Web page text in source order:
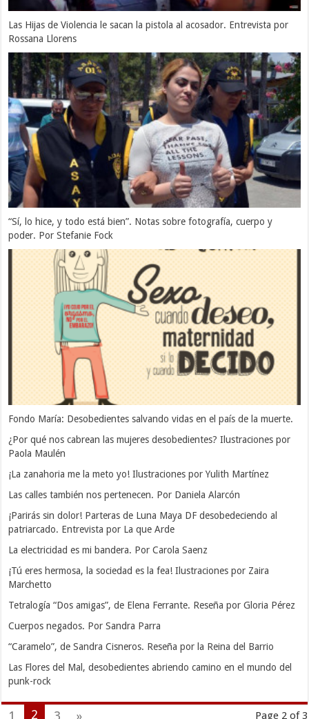
Las Hijas de Violencia le sacan la pistola al acosador. Entrevista por
Rossana Llorens
“Sí, lo hice, y todo está bien”. Notas sobre fotografía, cuerpo y
poder. Por Stefanie Fock
Fondo María: Desobedientes salvando vidas en el país de la muerte.
¿Por qué nos cabrean las mujeres desobedientes? Ilustraciones por
Paola Maulén
¡La zanahoria me la meto yo! Ilustraciones por Yulith Martínez
Las calles también nos pertenecen. Por Daniela Alarcón
¡Parirás sin dolor! Parteras de Luna Maya DF desobedeciendo al
patriarcado. Entrevista por La que Arde
La electricidad es mi bandera. Por Carola Saenz
¡Tú eres hermosa, la sociedad es la fea! Ilustraciones por Zaira
Marchetto
Tetralogía “Dos amigas”, de Elena Ferrante. Reseña por Gloria Pérez
Cuerpos negados. Por Sandra Parra
“Caramelo”, de Sandra Cisneros. Reseña por la Reina del Barrio
Las Flores del Mal, desobedientes abriendo camino en el mundo del
punk-rock
Page 2 of 3
1 2 3 »